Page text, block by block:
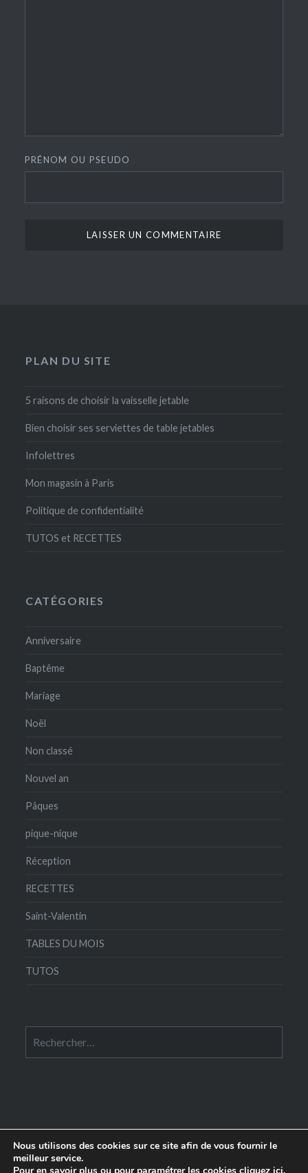
PRÉNOM OU PSEUDO
PLAN DU SITE
5 raisons de choisir la vaisselle jetable
Bien choisir ses serviettes de table jetables
Infolettres
Mon magasin à Paris
Politique de confidentialité
TUTOS et RECETTES
CATÉGORIES
Anniversaire
Baptême
Mariage
Noël
Non classé
Nouvel an
Pâques
pique-nique
Réception
RECETTES
Saint-Valentin
TABLES DU MOIS
TUTOS
Nous utilisons des cookies sur ce site afin de vous fournir le
meilleur service.